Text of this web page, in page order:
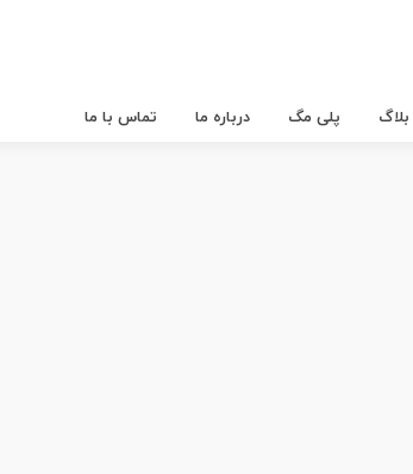
بلاگ پلی مگ درباره ما تماس با ما